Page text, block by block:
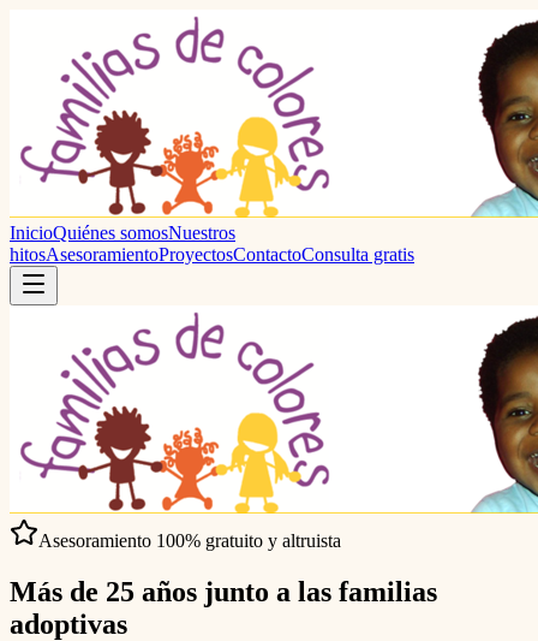
InicioQuiénes somosNuestros
hitosAsesoramientoProyectosContactoConsulta gratis
Asesoramiento 100% gratuito y altruista
Más de 25 años junto a las familias
adoptivas